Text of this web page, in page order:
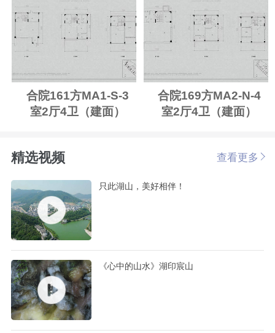
合院161方MA1-S-3
室2厅4卫（建面）
合院169方MA2-N-4
室2厅4卫（建面）
精选视频 查看更多
只此湖山，美好相伴！
《心中的山水》湖印宸山